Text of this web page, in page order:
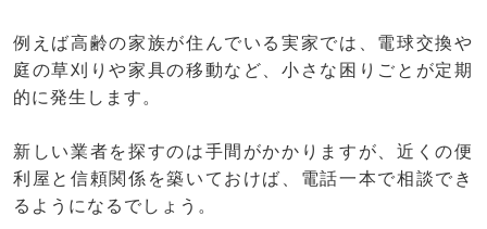
例えば高齢の家族が住んでいる実家では、電球交換や
庭の草刈りや家具の移動など、小さな困りごとが定期
的に発生します。
新しい業者を探すのは手間がかかりますが、近くの便
利屋と信頼関係を築いておけば、電話一本で相談でき
るようになるでしょう。